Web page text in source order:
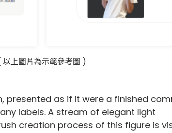
以上圖片為示範參考圖 )
as if it were a finished
labels. A stream of elegant
creation process of this figure is